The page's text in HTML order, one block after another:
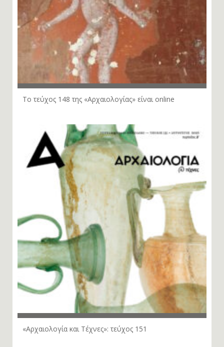
Το τεύχος 148 της «Αρχαιολογίας» είναι online
«Αρχαιολογία και Τέχνες»: τεύχος 151